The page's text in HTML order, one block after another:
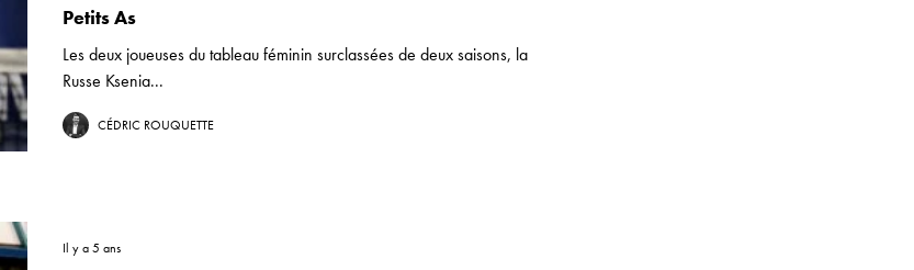
Petits As
Les deux joueuses du tableau féminin surclassées de deux saisons, la
Russe Ksenia...
CÉDRIC ROUQUETTE
Il y a 5 ans